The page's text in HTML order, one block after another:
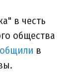
в честь
общества
в